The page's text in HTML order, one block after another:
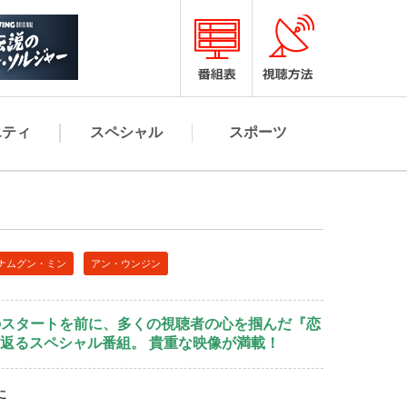
ィ スペシャル スポーツ
ムグン・ミン アン・ウンジン
タートを前に、多くの視聴者の心を掴んだ『恋
るスペシャル番組。 貴重な映像が満載！